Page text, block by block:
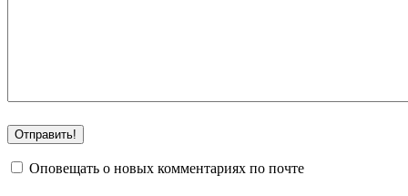
Оповещать о новых комментариях по почте